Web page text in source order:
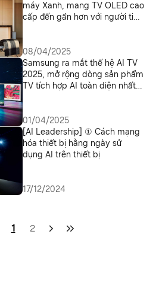
máy Xanh, mang TV OLED cao
cấp đến gần hơn với người tiêu
08/04/2025
Samsung ra mắt thế hệ AI TV
2025, mở rộng dòng sản phẩm
TV tích hợp AI toàn diện nhất
01/04/2025
[AI Leadership] ① Cách mạng
hóa thiết bị hằng ngày sử
dụng AI trên thiết bị
17/12/2024
1 2